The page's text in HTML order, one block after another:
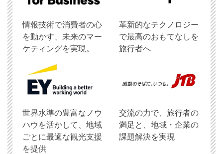
情報技術で消費者の心
を動かす、未来のマー
ケティングを実現。
革新的なテクノロジー
で最高のおもてなしを
旅行者へ
世界水準の豊富なノウ
ハウを活かして、地域
ごとに最適な観光支援
を提供
交流の力で、旅行者の
満足と、地域・企業の
課題解決を実現